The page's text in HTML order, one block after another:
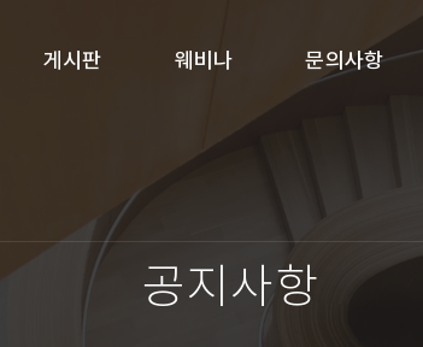
게시판 웨비나 문의사항
공지사항